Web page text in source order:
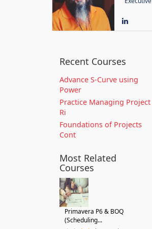
Recent Courses
Advance S-Curve using
Power
Practice Managing Project
Ri
Foundations of Projects
Cont
Most Related
Courses
Primavera P6 & BOQ
(Scheduling...